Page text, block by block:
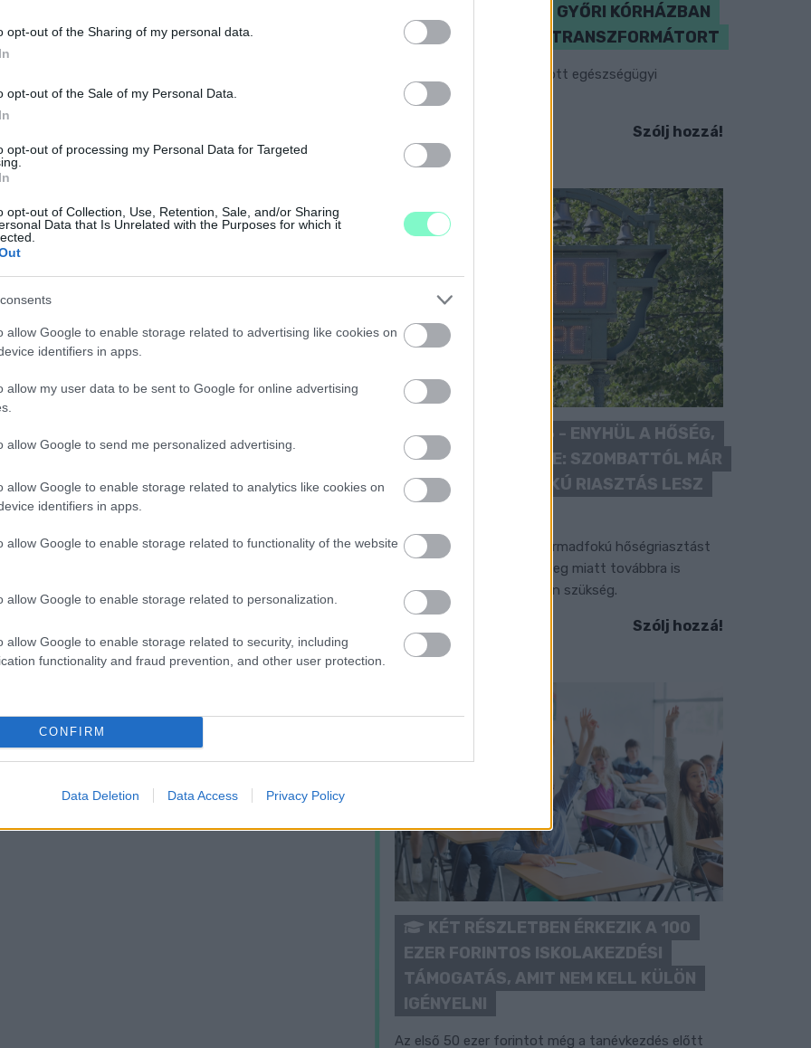
opt-out of the Sharing of my personal data.
opt-out of the Sale of my Personal Data.
opt-out of processing my Personal Data for Targeted
opt-out of Collection, Use, Retention, Sale, and/or Sharing
Data that Is Unrelated with the Purposes for which it
allow Google to enable storage related to advertising like cookies on
identifiers in apps.
allow my user data to be sent to Google for online advertising
allow Google to send me personalized advertising.
allow Google to enable storage related to analytics like cookies on
identifiers in apps.
allow Google to enable storage related to functionality of the website
allow Google to enable storage related to personalization.
allow Google to enable storage related to security, including
functionality and fraud prevention, and other user protection.
CONFIRM
Data Deletion Data Access Privacy Policy
Czeglédy Csaba és Horváth Attila is
hogy ki viszi a gyűrűt Mordorba.
Gyurcsány Ferenc
KICSERÉLTÉK A GYŐRI KÓRHÁZBAN
MEGHIBÁSODOTT TRANSZFORMÁTORT
Megkezdték az elhalasztott egészségügyi
ellátásokat.
Szólj hozzá!
KÁNIKULA 2026 - ENYHÜL A HŐSÉG,
DE MÉG NINCS VÉGE: SZOMBATTÓL MÁR
“CSAK” MÁSODFOKÚ RIASZTÁS LESZ
A július vége óta tartó harmadfokú hőségriasztást
mérséklik, de a tartós meleg miatt továbbra is
fokozott óvatosságra van szükség.
Szólj hozzá!
KÉT RÉSZLETBEN ÉRKEZIK A 100
EZER FORINTOS ISKOLAKEZDÉSI
TÁMOGATÁS, AMIT NEM KELL KÜLÖN
IGÉNYELNI
Az első 50 ezer forintot még a tanévkezdés előtt